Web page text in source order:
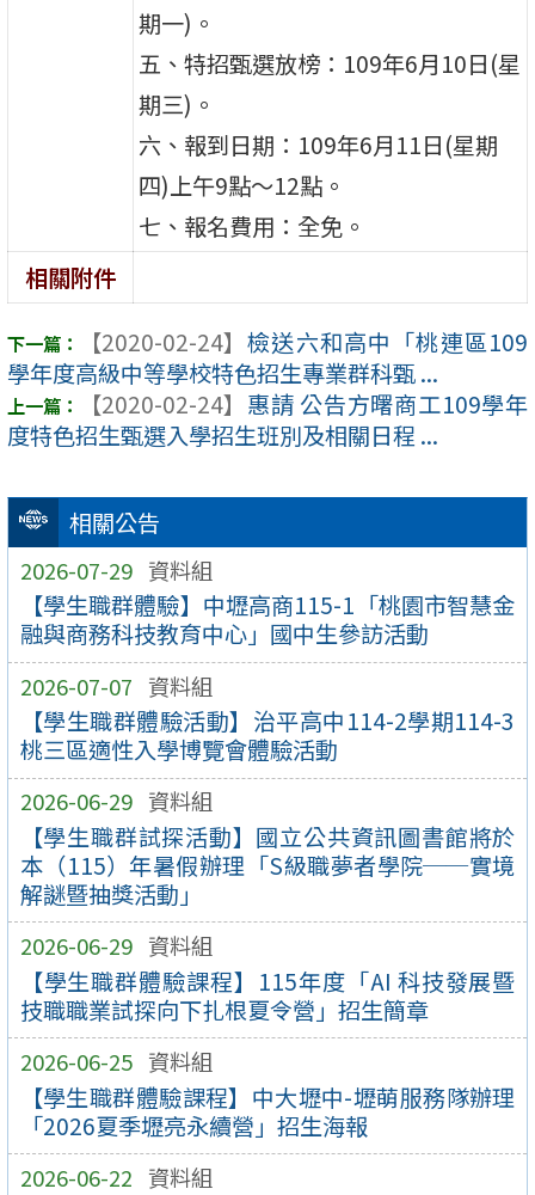
相關公告
2026-07-29 資料組
【學生職群體驗】中壢高商115-1「桃園市智慧金
融與商務科技教育中心」國中生參訪活動
2026-07-07 資料組
【學生職群體驗活動】治平高中114-2學期114-3
桃三區適性入學博覽會體驗活動
2026-06-29 資料組
【學生職群試探活動】國立公共資訊圖書館將於
本（115）年暑假辦理「S級職夢者學院──實境
解謎暨抽獎活動」
2026-06-29 資料組
【學生職群體驗課程】115年度「AI 科技發展暨
技職職業試探向下扎根夏令營」招生簡章
2026-06-25 資料組
【學生職群體驗課程】中大壢中-壢萌服務隊辦理
「2026夏季壢亮永續營」招生海報
2026-06-22 資料組
期一)。
五、特招甄選放榜：109年6月10日(星
期三)。
六、報到日期：109年6月11日(星期
四)上午9點～12點。
七、報名費用：全免。
相關附件
【2020-02-24】 檢送六和高中「桃連區109
學年度高級中等學校特色招生專業群科甄 ...
【2020-02-24】 惠請 公告方曙商工109學年
度特色招生甄選入學招生班別及相關日程 ...